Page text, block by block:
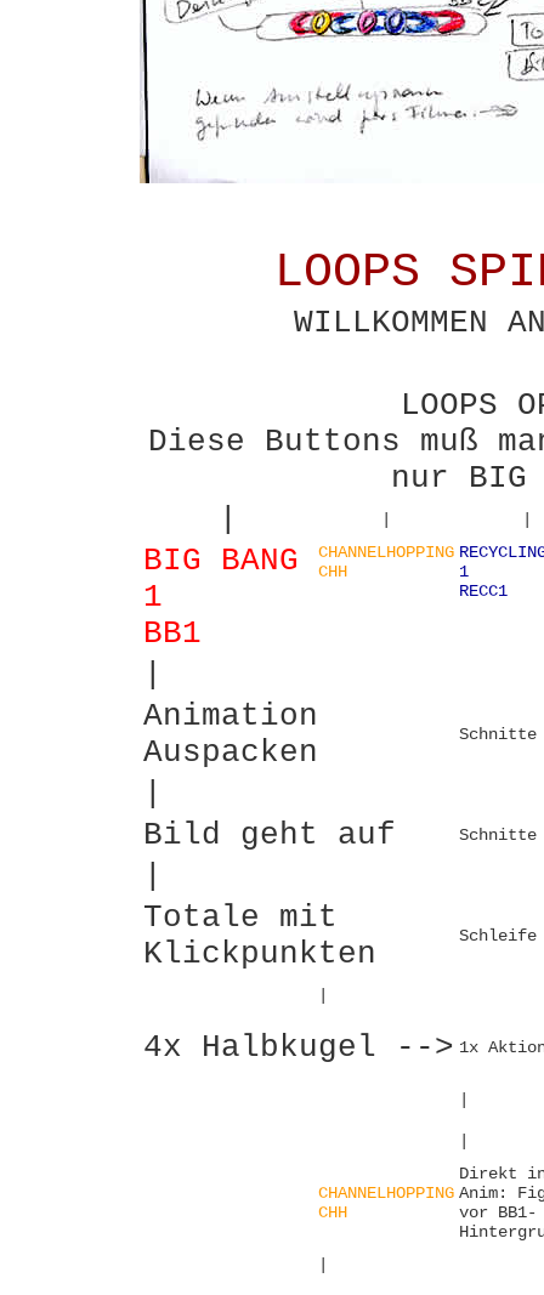
LOOPS
WILLKOMMEN
LOOPS
Diese Buttons muß
nur BIG
BIG BANG
1
BB1
CHANNELHOPPING
CHH
1
RECC1
Animation
Auspacken
Schnitte
Bild geht auf
Schnitte
Totale mit
Klickpunkten
Schleife
4x Halbkugel --> 1x
CHANNELHOPPING
CHH
Direkt
Anim:
vor BB1-